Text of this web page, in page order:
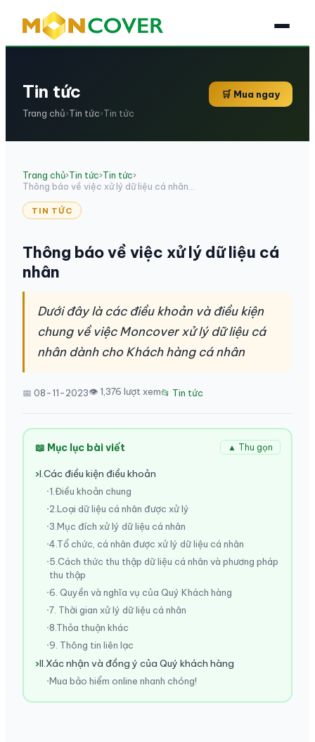
Tin tức
Trang chủ›Tin tức›Tin tức
🛒 Mua ngay
Trang chủ›Tin tức›Tin tức›
Thông báo về việc xử lý dữ liệu cá nhân...
TIN TỨC
Thông báo về việc xử lý dữ liệu cá
nhân
Dưới đây là các điều khoản và điều kiện
chung về việc Moncover xử lý dữ liệu cá
nhân dành cho Khách hàng cá nhân
📅 08-11-2023👁 1,376 lượt xem📂 Tin tức
📖 Mục lục bài viết ▲ Thu gọn
I.Các điều kiện điều khoản
1.Điều khoản chung
2.Loại dữ liệu cá nhân được xử lý
3.Mục đích xử lý dữ liệu cá nhân
4.Tổ chức, cá nhân được xử lý dữ liệu cá nhân
5.Cách thức thu thập dữ liệu cá nhân và phương pháp
thu thập
6. Quyền và nghĩa vụ của Quý Khách hàng
7. Thời gian xử lý dữ liệu cá nhân
8.Thỏa thuận khác
9. Thông tin liên lạc
II.Xác nhận và đồng ý của Quý khách hàng
Mua bảo hiểm online nhanh chóng!